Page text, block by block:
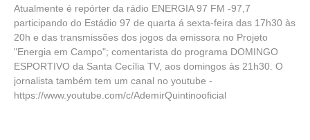
Atualmente é repórter da rádio ENERGIA 97 FM -97,7
participando do Estádio 97 de quarta á sexta-feira das 17h30 às
20h e das transmissões dos jogos da emissora no Projeto
"Energia em Campo"; comentarista do programa DOMINGO
ESPORTIVO da Santa Cecília TV, aos domingos às 21h30. O
jornalista também tem um canal no youtube -
https://www.youtube.com/c/AdemirQuintinooficial